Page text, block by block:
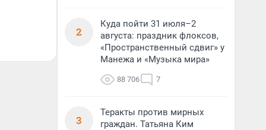
2
Куда пойти 31 июля–2
августа: праздник флоксов,
«Пространственный сдвиг» у
Манежа и «Музыка мира»
88 706 7
3
Теракты против мирных
граждан. Татьяна Ким